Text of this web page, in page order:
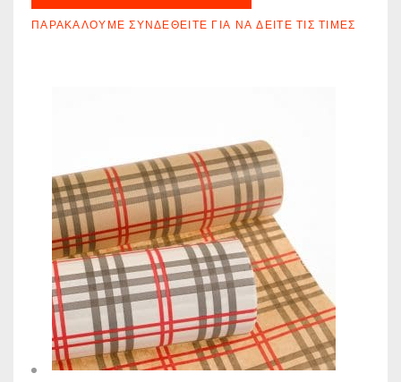
ΠΑΡΑΚΑΛΟΎΜΕ ΣΥΝΔΕΘΕΊΤΕ ΓΙΑ ΝΑ ΔΕΊΤΕ ΤΙΣ ΤΙΜΈΣ